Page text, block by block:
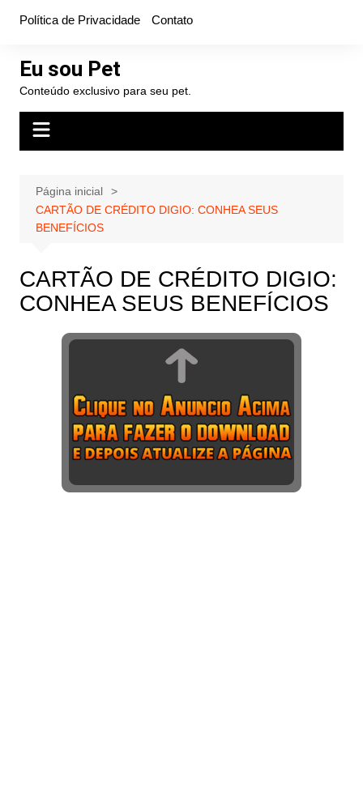
conteúdo
Política de Privacidade Contato
Eu sou Pet
Conteúdo exclusivo para seu pet.
Página inicial
CARTÃO DE CRÉDITO DIGIO: CONHEA SEUS
BENEFÍCIOS
CARTÃO DE CRÉDITO DIGIO:
CONHEA SEUS BENEFÍCIOS